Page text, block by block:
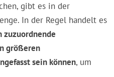
gibt es in der
In der Regel handelt es
zuzuordnende
größeren
sein können, um